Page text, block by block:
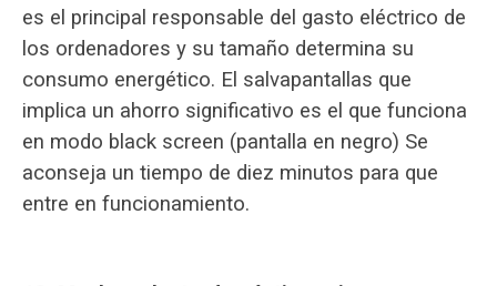
es el principal responsable del gasto eléctrico de
los ordenadores y su tamaño determina su
consumo energético. El salvapantallas que
implica un ahorro significativo es el que funciona
en modo black screen (pantalla en negro) Se
aconseja un tiempo de diez minutos para que
entre en funcionamiento.